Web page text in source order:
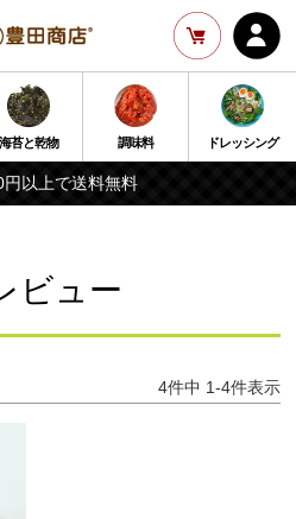
海苔と乾物 調味料 ドレッシング
円以上で送料無料
ビュー
4件中 1-4件表示